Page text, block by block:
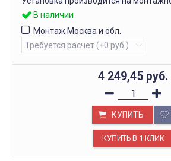
В наличии
Монтаж Москва и обл.
4 249,45 руб.
КУПИТЬ